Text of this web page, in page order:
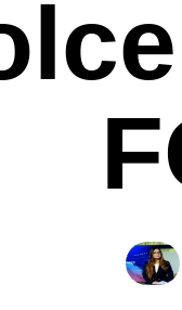
o ESC per uscire